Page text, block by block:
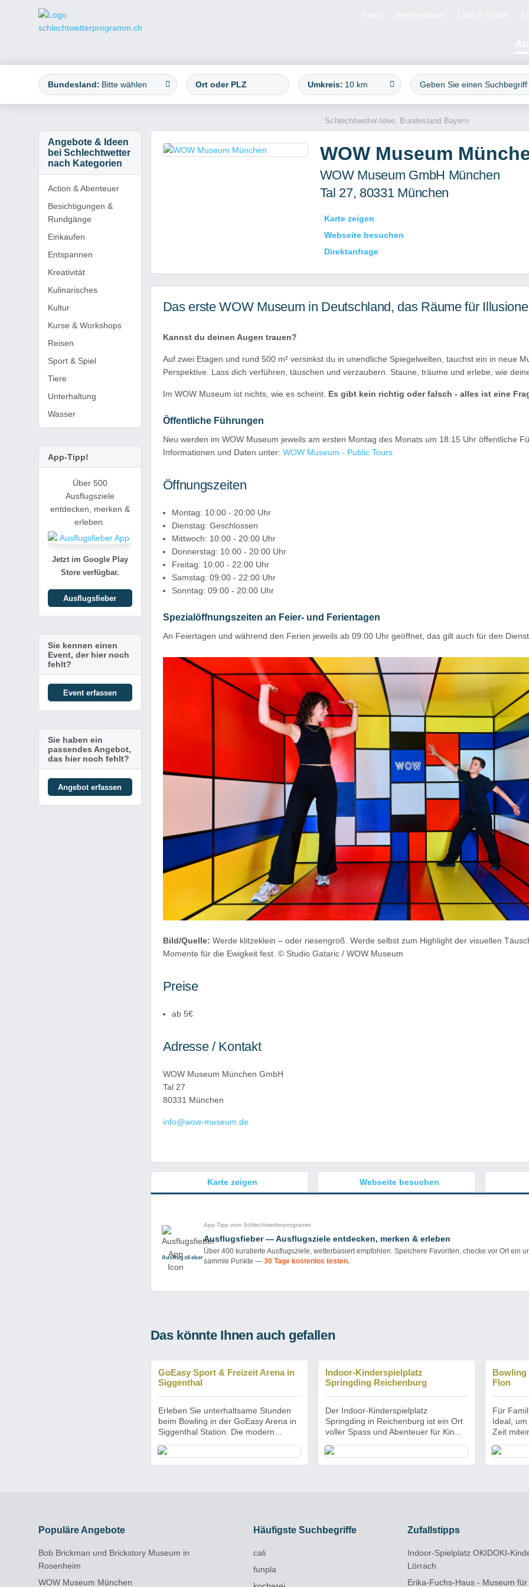
Bundesland: Bitte wählen Umkreis: 10 km
Angebote & Ideen
bei Schlechtwetter
nach Kategorien
Action & Abenteuer
Besichtigungen &
Rundgänge
Einkaufen
Entspannen
Kreativität
Kulinarisches
Kultur
Kurse & Workshops
Reisen
Sport & Spiel
Tiere
Unterhaltung
Wasser
App-Tipp!
Über 500
Ausflugsziele
entdecken, merken &
erleben.
Jetzt im Google Play
Store verfügbar.
Ausflugsfieber
Sie kennen einen
Event, der hier noch
fehlt?
Event erfassen
Sie haben ein
passendes Angebot,
das hier noch fehlt?
Angebot erfassen
Schlechtwetter-Idee, Bundesland Bayern
WOW Museum
WOW Museum GmbH München
Tal 27, 80331 München
Karte zeigen
Webseite besuchen
Direktanfrage
Das erste WOW Museum in Deutschland, das Räume für
Kannst du deinen Augen trauen?
Auf zwei Etagen und rund 500 m² versinkst du in unendliche Spiegelwelten, tauchst ein in neue
Perspektive. Lass dich verführen, täuschen und verzaubern. Staune, träume und erlebe, wie
Im WOW Museum ist nichts, wie es scheint. Es gibt kein richtig oder falsch - alles ist eine
Öffentliche Führungen
Neu werden im WOW Museum jeweils am ersten Montag des Monats um 18:15 Uhr öffentliche
Informationen und Daten unter: WOW Museum - Public Tours
Öffnungszeiten
Montag: 10:00 - 20:00 Uhr
Dienstag: Geschlossen
Mittwoch: 10:00 - 20:00 Uhr
Donnerstag: 10:00 - 20:00 Uhr
Freitag: 10:00 - 22:00 Uhr
Samstag: 09:00 - 22:00 Uhr
Sonntag: 09:00 - 20:00 Uhr
Spezialöffnungszeiten an Feier- und Ferientagen
An Feiertagen und während den Ferien jeweils ab 09:00 Uhr geöffnet, das gilt auch für den
Bild/Quelle: Werde klitzeklein – oder riesengroß. Werde selbst zum Highlight der visuellen
Momente für die Ewigkeit fest. © Studio Gataric / WOW Museum
Preise
ab 5€
Adresse / Kontakt
WOW Museum München GmbH
Tal 27
80331 München
info@wow-museum.de
Karte zeigen Webseite besuchen
Ausflug­sfieber
App-Tipp vom Schlechtwetterprogramm
Ausflugsfieber — Ausflugsziele entdecken, merken & erleben
Über 400 kuratierte Ausflugsziele, wetterbasiert empfohlen. Speichere Favoriten, checke vor Ort ein
sammle Punkte — 30 Tage kostenlos testen.
Das könnte Ihnen auch gefallen
GoEasy Sport & Freizeit Arena in
Siggenthal
Erleben Sie unterhaltsame Stunden
beim Bowling in der GoEasy Arena in
Siggenthal Station. Die modern...
Indoor-Kinderspielplatz
Springding Reichenburg
Der Indoor-Kinderspielplatz
Springding in Reichenburg ist ein Ort
voller Spass und Abenteuer für Kin...
Bowling
Flon
Für
Ideal,
Zeit
Populäre Angebote
Bob Brickman und Brickstory Museum in
Rosenheim
WOW Museum München
Häufigste Suchbegriffe
cali
funpla
Zufallstipps
Indoor-Spielplatz OKIDOKI-
Lörrach
Erika-Fuchs-Haus - Museum